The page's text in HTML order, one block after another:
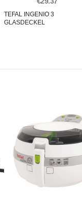
TEFAL INGENIO 3
GLASDECKEL